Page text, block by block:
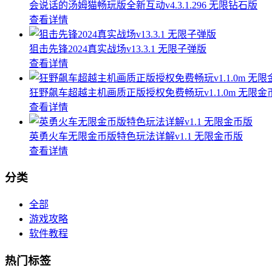
会说话的汤姆猫畅玩版全新互动v4.3.1.296 无限钻石版
查看详情
狙击先锋2024真实战场v13.3.1 无限子弹版
查看详情
狂野飙车超越主机画质正版授权免费畅玩v1.1.0m 无限金
查看详情
英勇火车无限金币版特色玩法详解v1.1 无限金币版
查看详情
分类
全部
游戏攻略
软件教程
热门标签